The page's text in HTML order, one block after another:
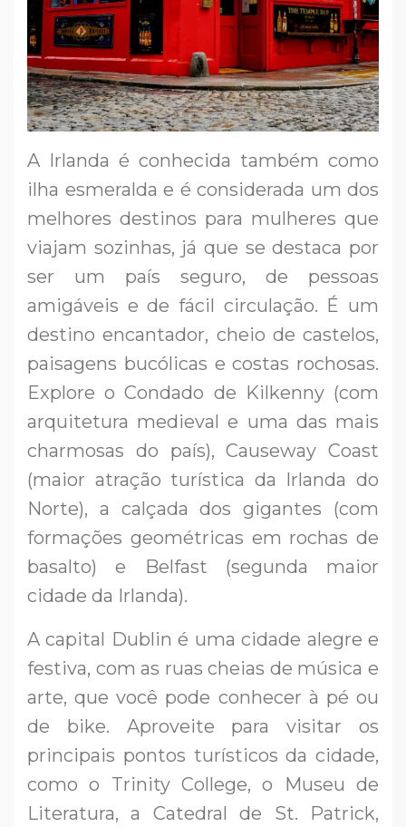
A Irlanda é conhecida também como
ilha esmeralda e é considerada um dos
melhores destinos para mulheres que
viajam sozinhas, já que se destaca por
ser um país seguro, de pessoas
amigáveis e de fácil circulação. É um
destino encantador, cheio de castelos,
paisagens bucólicas e costas rochosas.
Explore o Condado de Kilkenny (com
arquitetura medieval e uma das mais
charmosas do país), Causeway Coast
(maior atração turística da Irlanda do
Norte), a calçada dos gigantes (com
formações geométricas em rochas de
basalto) e Belfast (segunda maior
cidade da Irlanda).
A capital Dublin é uma cidade alegre e
festiva, com as ruas cheias de música e
arte, que você pode conhecer à pé ou
de bike. Aproveite para visitar os
principais pontos turísticos da cidade,
como o Trinity College, o Museu de
Literatura, a Catedral de St. Patrick,